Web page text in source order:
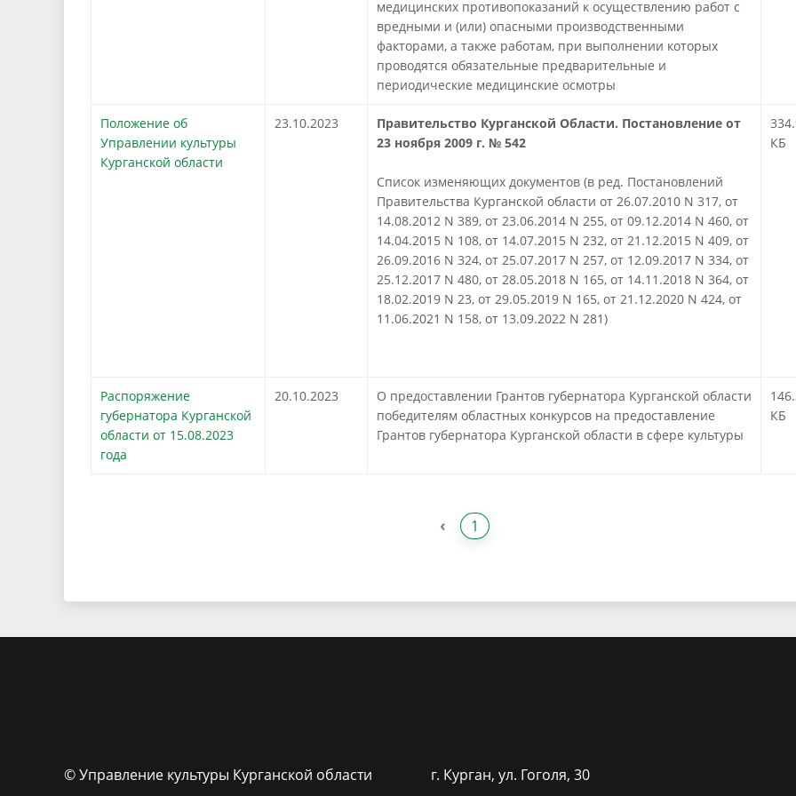
медицинских противопоказаний к осуществлению работ с
вредными и (или) опасными производственными
факторами, а также работам, при выполнении которых
проводятся обязательные предварительные и
периодические медицинские осмотры
Положение об
Управлении культуры
Курганской области
23.10.2023
Правительство Курганской Области. Постановление от
23 ноября 2009 г. № 542
Список изменяющих документов (в ред. Постановлений
Правительства Курганской области от 26.07.2010 N 317, от
14.08.2012 N 389, от 23.06.2014 N 255, от 09.12.2014 N 460, от
14.04.2015 N 108, от 14.07.2015 N 232, от 21.12.2015 N 409, от
26.09.2016 N 324, от 25.07.2017 N 257, от 12.09.2017 N 334, от
25.12.2017 N 480, от 28.05.2018 N 165, от 14.11.2018 N 364, от
18.02.2019 N 23, от 29.05.2019 N 165, от 21.12.2020 N 424, от
11.06.2021 N 158, от 13.09.2022 N 281)
КБ
Распоряжение
губернатора Курганской
области от 15.08.2023
года
20.10.2023
О предоставлении Грантов губернатора Курганской области
победителям областных конкурсов на предоставление
Грантов губернатора Курганской области в сфере культуры
КБ
‹ 1
© Управление культуры Курганской области
г. Курган, ​ул. Гоголя, 30